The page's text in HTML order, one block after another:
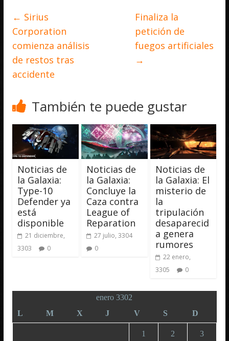
← Sirius
Corporation
comienza análisis
de restos tras
accidente
Finaliza la
petición de
fuegos artificiales
→
También te puede gustar
Noticias de
la Galaxia:
Type-10
Defender ya
está
disponible
21 diciembre,
3303
0
Noticias de
la Galaxia:
Concluye la
Caza contra
League of
Reparation
27 julio, 3304
0
Noticias de
la Galaxia: El
misterio de
la
tripulación
desaparecid
a genera
rumores
22 enero,
3305
0
enero 3302
L
M X J V S D
1 2 3